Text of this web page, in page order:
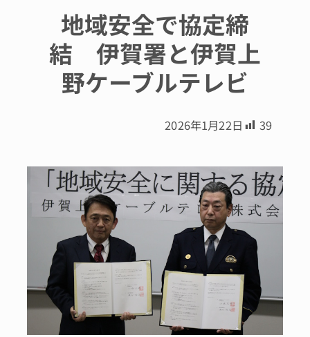
地域安全で協定締
結 伊賀署と伊賀上
野ケーブルテレビ
2026年1月22日 39